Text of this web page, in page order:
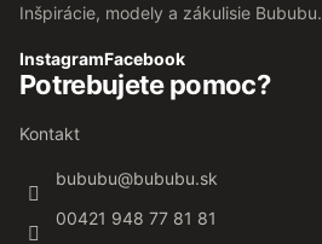
Inšpirácie, modely a zákulisie Bububu.
InstagramFacebook
Potrebujete pomoc?
Kontakt
bububu@bububu.sk
00421 948 77 81 81